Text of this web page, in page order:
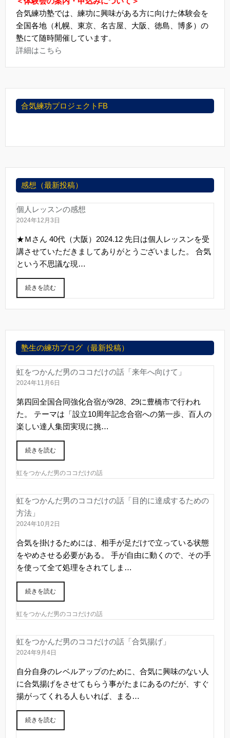
合気練功塾では、練功に興味がある方に向けた体験会を
全国各地（札幌、東京、名古屋、大阪、徳島、博多）の
塾にて随時開催しています。
詳細はこちら
合気練功プロジェクトFB
感想（最新投稿）
個人レッスンの感想
2024年12月3日
★Ｍさん 40代（大阪）2024.12 先日は個人レッスンを受
講させていただきましてありがとうございました。 合気
という不思議な現…
続きを読む
塾生の練功ブログ（最新投稿）
虹をつかんだ男のココだけの話「来年へ向けて」
2024年11月6日
第四回全国合同強化合宿が9/28、29に豊橋市で行われ
た。 テーマは「設立10周年記念合宿への第一歩、百人の
楽しい達人集団実現に挑…
続きを読む
虹をつかんだ男のココだけの話
虹をつかんだ男のココだけの話「目的に達成するための
方法」
2024年10月2日
合気を掛けるためには、相手が足だけで立っている状態
をやめさせる必要がある。 手が自由に動くので、その手
を使って全て処理をされてしま…
続きを読む
虹をつかんだ男のココだけの話
虹をつかんだ男のココだけの話「合気揚げ」
2024年9月4日
自分自身のレベルアップのために、合気に興味のない人
に合気揚げをさせてもらう事がたまにあるのだが、すぐ
揚がってくれる人もいれば、まる…
続きを読む